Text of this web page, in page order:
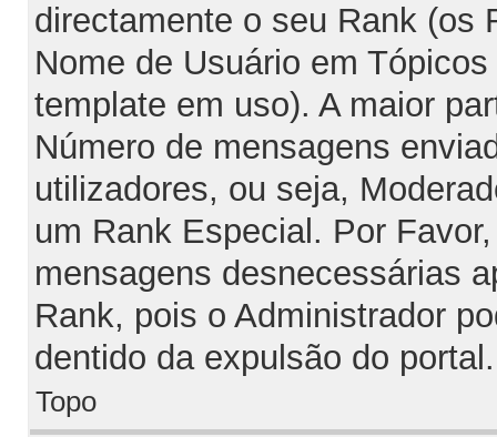
directamente o seu Rank (os
Nome de Usuário em
template em uso). A maior
Número de mensagens
utilizadores, ou seja,
um Rank Especial. Por
mensagens desnecessárias
Rank, pois o Administrador
dentido da expulsão do portal.
Topo